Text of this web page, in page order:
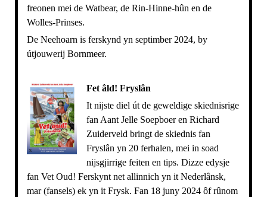
freonen mei de Watbear, de Rin-Hinne-hûn en de
Wolles-Prinses.
De Neehoarn is ferskynd yn septimber 2024, by
útjouwerij Bornmeer.
Fet âld! Fryslân
It nijste diel út de geweldige skiednisrige
fan Aant Jelle Soepboer en Richard
Zuiderveld bringt de skiednis fan
Fryslân yn 20 ferhalen, mei in soad
nijsgjirrige feiten en tips. Dizze edysje
fan Vet Oud! Ferskynt net allinnich yn it Nederlânsk,
mar (fansels) ek yn it Frysk. Fan 18 juny 2024 ôf rûnom